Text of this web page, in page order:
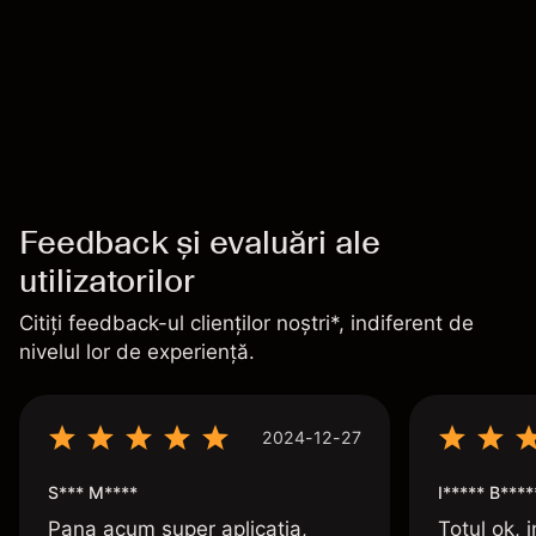
Feedback și evaluări ale
utilizatorilor
Citiți feedback-ul clienților noștri*, indiferent de
nivelul lor de experiență.
2024-12-27
S*** M****
Pana acum super aplicatia,
I*****
Totul ok,